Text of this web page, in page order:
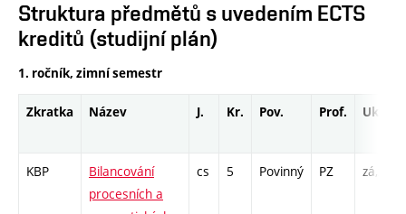
Struktura předmětů s uvedením ECTS
kreditů (studijní plán)
1. ročník, zimní semestr
Zkratka Název J. Kr. Pov. Prof. Uk.
KBP
Bilancování
procesních a
cs 5 Povinný PZ zá,zk